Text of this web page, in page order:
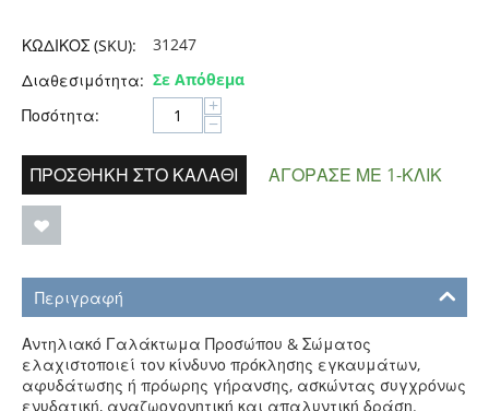
ΚΩΔΙΚΟΣ (SKU):
31247
Διαθεσιμότητα: Σε Απόθεμα
Ποσότητα:
+
−
ΠΡΟΣΘΉΚΗ ΣΤΟ ΚΑΛΆΘΙ ΑΓΌΡΑΣΕ ΜΕ 1-ΚΛΙΚ
Περιγραφή
Αντηλιακό Γαλάκτωμα Προσώπου & Σώματος
ελαχιστοποιεί τον κίνδυνο πρόκλησης εγκαυμάτων,
αφυδάτωσης ή πρόωρης γήρανσης, ασκώντας συγχρόνως
ενυδατική, αναζωογονητική και απαλυντική δράση.